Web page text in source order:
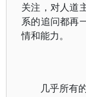
关注，对人道
系的追问都再
情和能力。
几乎所有